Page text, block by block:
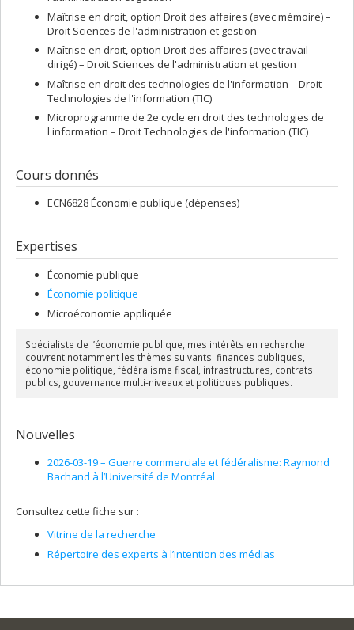
Maîtrise en droit, option Droit des affaires (avec mémoire) –
Droit Sciences de l'administration et gestion
Maîtrise en droit, option Droit des affaires (avec travail
dirigé) – Droit Sciences de l'administration et gestion
Maîtrise en droit des technologies de l'information – Droit
Technologies de l'information (TIC)
Microprogramme de 2e cycle en droit des technologies de
l'information – Droit Technologies de l'information (TIC)
Cours donnés
ECN6828 Économie publique (dépenses)
Expertises
Économie publique
Économie politique
Microéconomie appliquée
Spécialiste de l’économie publique, mes intérêts en recherche
couvrent notamment les thèmes suivants: finances publiques,
économie politique, fédéralisme fiscal, infrastructures, contrats
publics, gouvernance multi-niveaux et politiques publiques.
Nouvelles
2026-03-19 – Guerre commerciale et fédéralisme: Raymond
Bachand à l’Université de Montréal
Consultez cette fiche sur :
Vitrine de la recherche
Répertoire des experts à l’intention des médias